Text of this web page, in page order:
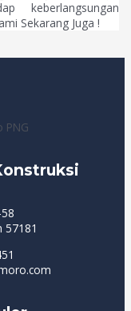
keberlangsungan
Sekarang Juga !
57181